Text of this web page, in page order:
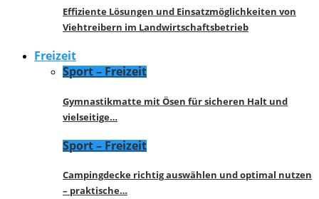
Effiziente Lösungen und Einsatzmöglichkeiten von
Viehtreibern im Landwirtschaftsbetrieb
Freizeit
Sport – Freizeit
Gymnastikmatte mit Ösen für sicheren Halt und
vielseitige…
Sport – Freizeit
Campingdecke richtig auswählen und optimal nutzen
– praktische…